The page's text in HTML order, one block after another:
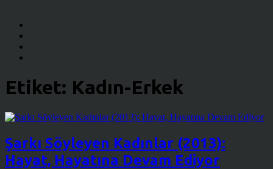
Etiket: Kadın-Erkek
Şarkı Söyleyen Kadınlar (2013):
Hayat, Hayatına Devam Ediyor